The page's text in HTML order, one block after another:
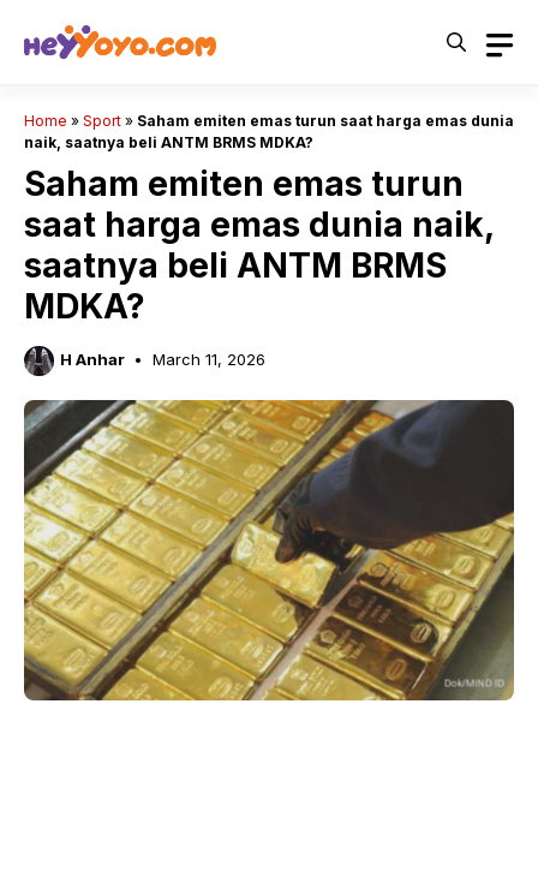
Home » Sport » Saham emiten emas turun saat harga emas dunia
naik, saatnya beli ANTM BRMS MDKA?
Saham emiten emas turun
saat harga emas dunia naik,
saatnya beli ANTM BRMS
MDKA?
H Anhar March 11, 2026